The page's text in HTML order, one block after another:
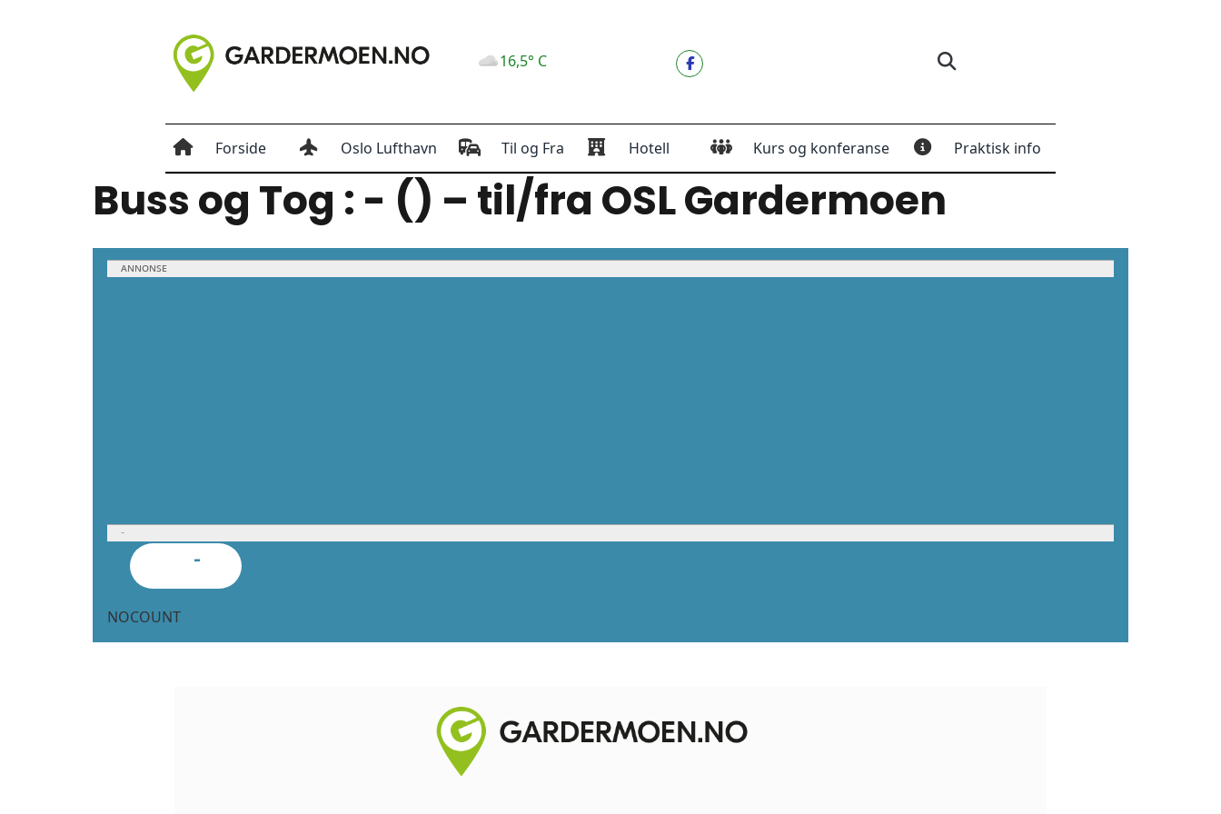
16,5° C
Forside Oslo Lufthavn Til og Fra Hotell Kurs og konferanse Praktisk info
Buss og Tog : - () – til/fra OSL Gardermoen
-
NOCOUNT